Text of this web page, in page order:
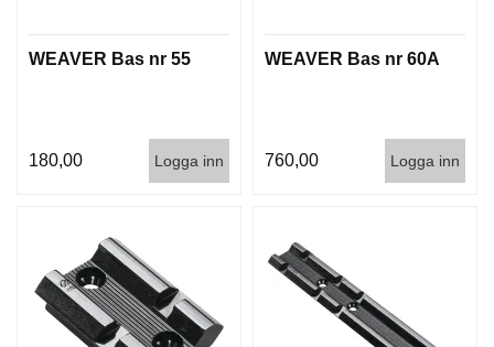
WEAVER Bas nr 55
180,00 Logga inn
WEAVER Bas nr 60A
760,00 Logga inn